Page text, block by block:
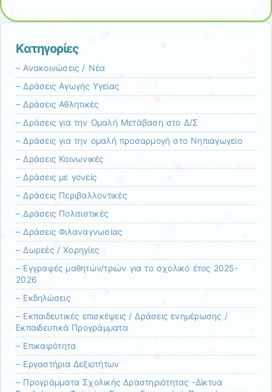
Kατηγορίες
– Ανακοινώσεις / Νέα
– Δράσεις Αγωγής Υγείας
– Δράσεις Αθλητικές
– Δράσεις για την Ομαλή Μετάβαση στο Δ/Σ
– Δράσεις για την ομαλή προσαρμογή στο Νηπιαγωγείο
– Δράσεις Κοινωνικές
– Δράσεις με γονείς
– Δράσεις Περιβαλλοντικές
– Δράσεις Πολιτιστικές
– Δράσεις Φιλαναγνωσίας
– Δωρεές / Χορηγίες
– Εγγραφές μαθητών/τριών για το σχολικό έτος 2025-
2026
– Εκδηλώσεις
– Εκπαιδευτικές επισκέψεις / Δράσεις ενημέρωσης /
Εκπαιδευτικά Προγράμματα
– Επικαιρότητα
– Εργαστήρια Δεξιοτήτων
– Προγράμματα Σχολικής Δραστηριότητας -Δίκτυα